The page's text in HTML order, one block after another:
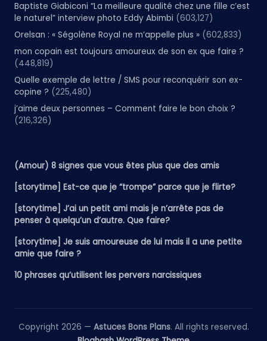
Baptiste Giabiconi “La meilleure qualité chez une fille c’est
le naturel” interview photo Eddy Abimbi (603,127)
Orelsan : « Ségolène Royal ne m’appelle plus » (602,833)
mon copain est toujours amoureux de son ex que faire ?
(448,819)
Quelle exemple de lettre / SMS pour reconquérir son ex-
copine ? (225,480)
j’aime deux personnes – Comment faire le bon choix ?
(216,326)
(Amour) 8 signes que vous êtes plus que des amis
[storytime] Est-ce que je “trompe” parce que je flirte?
[storytime] J’ai un petit ami mais je n’arrête pas de
penser à quelqu’un d’autre. Que faire?
[storytime] Je suis amoureuse de lui mais il a une petite
amie que faire ?
10 phrases qu’utilisent les pervers narcissiques
Copyright 2026 — Astuces Bons Plans. All rights reserved.